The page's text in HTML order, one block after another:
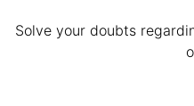
Solve your doubts